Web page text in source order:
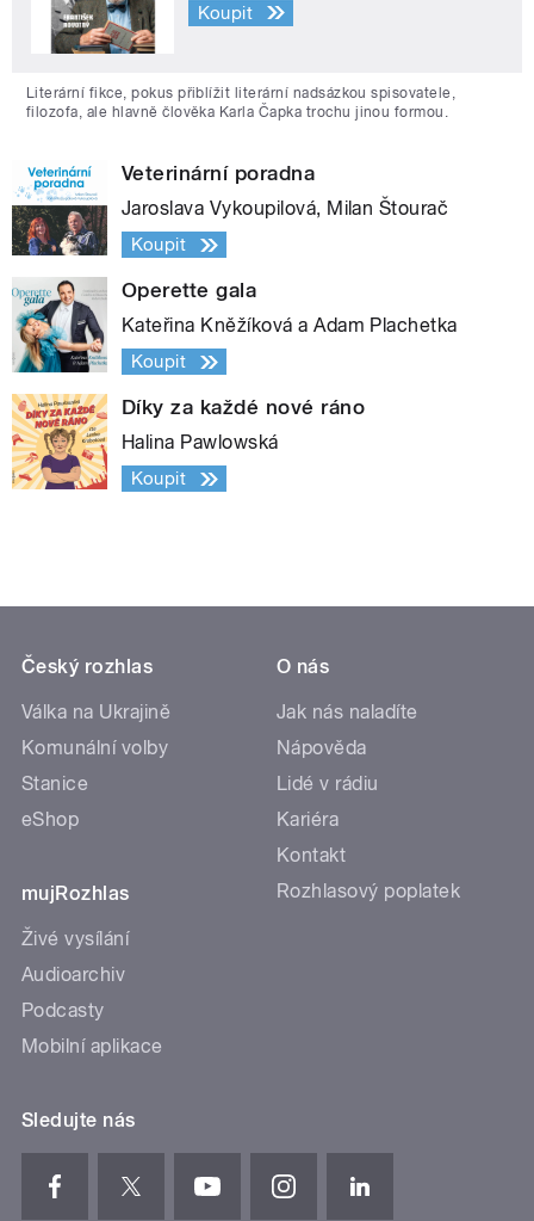
Koupit
Literární fikce, pokus přiblížit literární nadsázkou spisovatele,
filozofa, ale hlavně člověka Karla Čapka trochu jinou formou.
Veterinární poradna
Jaroslava Vykoupilová, Milan Štourač
Koupit
Operette gala
Kateřina Kněžíková a Adam Plachetka
Koupit
Díky za každé nové ráno
Halina Pawlowská
Koupit
Český rozhlas
Válka na Ukrajině
Komunální volby
Stanice
eShop
mujRozhlas
Živé vysílání
Audioarchiv
Podcasty
Mobilní aplikace
O nás
Jak nás naladíte
Nápověda
Lidé v rádiu
Kariéra
Kontakt
Rozhlasový poplatek
Sledujte nás